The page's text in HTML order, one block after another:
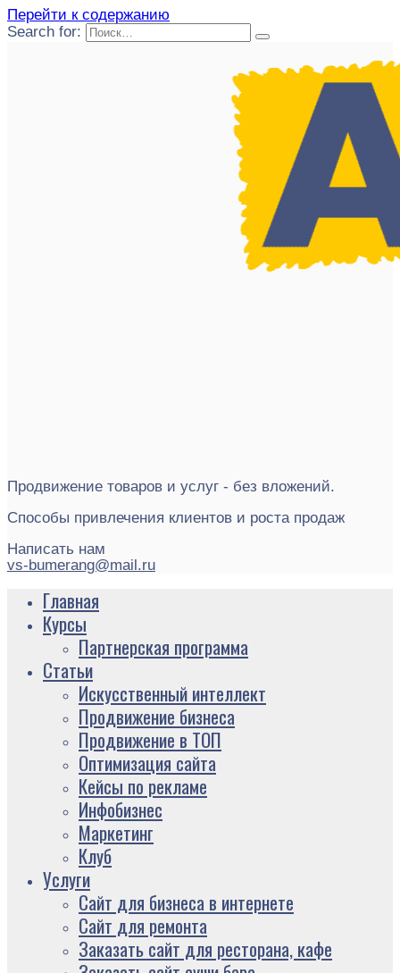
Перейти к содержанию
Search for:
Продвижение товаров и услуг - без вложений.
Способы привлечения клиентов и роста продаж
Написать нам
vs-bumerang@mail.ru
Главная
Курсы
Партнерская программа
Статьи
Искусственный интеллект
Продвижение бизнеса
Продвижение в ТОП
Оптимизация сайта
Кейсы по рекламе
Инфобизнес
Маркетинг
Клуб
Услуги
Сайт для бизнеса в интернете
Сайт для ремонта
Заказать сайт для ресторана, кафе